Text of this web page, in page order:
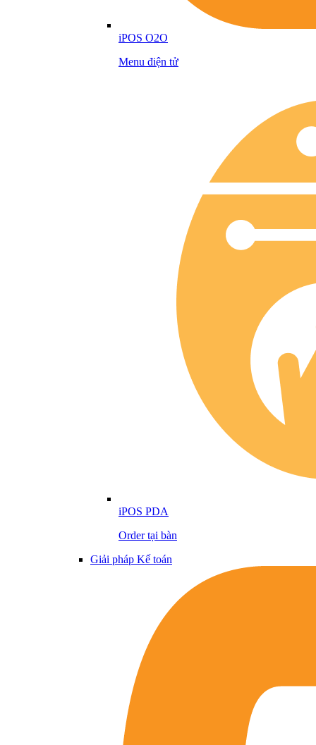
iPOS O2O
Menu điện tử
iPOS PDA
Order tại bàn
Giải pháp Kế toán